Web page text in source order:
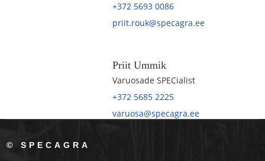
+372 5693 0086
priit.rouk@specagra.ee
Priit Ummik
Varuosade SPECialist
+372 5685 2225
varuosa@specagra.ee
© SPECAGRA